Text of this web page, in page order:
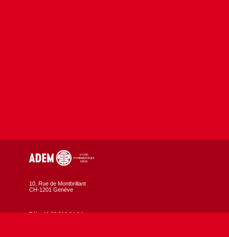
10, Rue de Montbrillant
CH-1201 Genève
Tél. +41 22 919 04 94